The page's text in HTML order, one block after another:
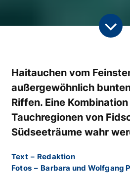
Haitauchen vom
außergewöhnlich
Riffen. Eine
Tauchregionen von
Südseeträume wahr
Text – Redaktion
Fotos – Barbara und Wolfgang